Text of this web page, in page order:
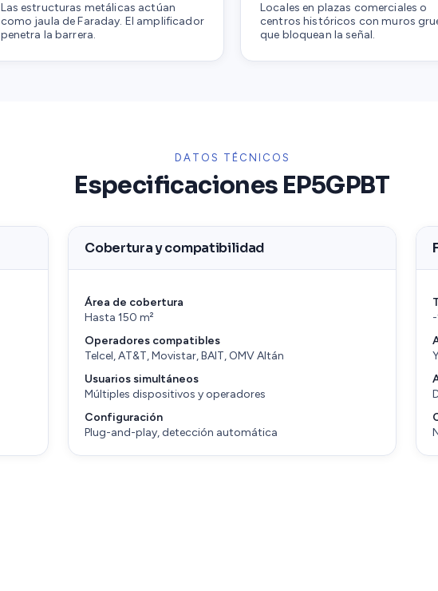
Las estructuras metálicas actúan
como jaula de Faraday. El amplificador
penetra la barrera.
Locales en plazas comerciales o
centros históricos con muros
que bloquean la señal.
DATOS TÉCNICOS
Especificaciones EP5GPBT
Cobertura y compatibilidad
Área de cobertura
Hasta 150 m²
Operadores compatibles
Telcel, AT&T, Movistar, BAIT, OMV Altán
Usuarios simultáneos
Múltiples dispositivos y operadores
Configuración
Plug-and-play, detección automática